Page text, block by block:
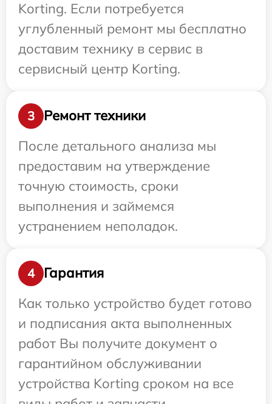
Korting. Если потребуется
углубленный ремонт мы бесплатно
доставим технику в сервис в
сервисный центр Korting.
3
Ремонт техники
После детального анализа мы
предоставим на утверждение
точную стоимость, сроки
выполнения и займемся
устранением неполадок.
4
Гарантия
Как только устройство будет готово
и подписания акта выполненных
работ Вы получите документ о
гарантийном обслуживании
устройства Korting сроком на все